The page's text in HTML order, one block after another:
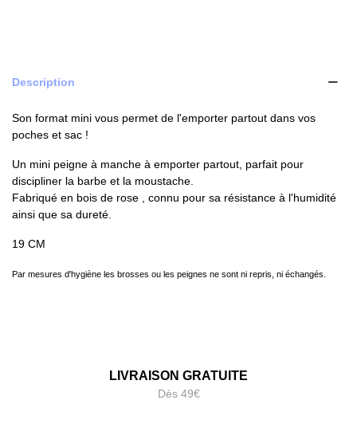
Description
Son format mini vous permet de l'emporter partout dans vos
poches et sac !
Un mini peigne à manche à emporter partout, parfait pour
discipliner la barbe et la moustache.
Fabriqué en bois de rose , connu pour sa résistance à l'humidité
ainsi que sa dureté.
19 CM
Par mesures d'hygiène les brosses ou les peignes ne sont ni repris, ni échangés.
LIVRAISON GRATUITE
Dès 49€